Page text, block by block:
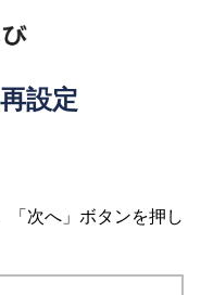
設定
「次へ」ボタンを押し